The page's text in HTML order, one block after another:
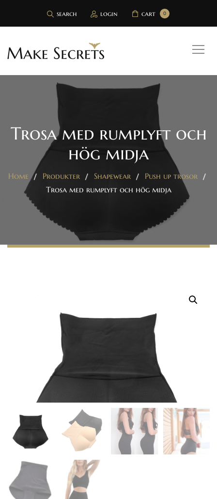
search login 0
cart
Trosa med rumplyft och
hög midja
Home Produkter Shapewear
Push up trosor
Trosa med rumplyft och hög midja